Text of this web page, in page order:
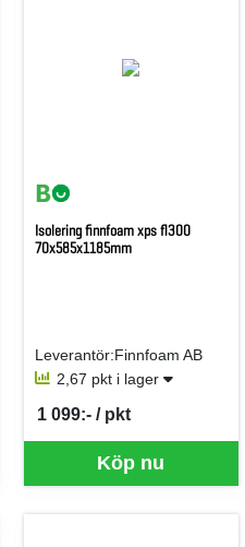
Isolering finnfoam xps fl300
70x585x1185mm
Leverantör:Finnfoam AB
2,67 pkt i lager
Köp nu
1 099:- / pkt
SEK per PKT